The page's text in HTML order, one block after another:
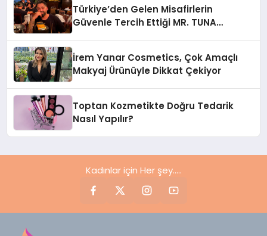
Türkiye’den Gelen Misafirlerin
Güvenle Tercih Ettiği MR. TUNA
İrem Yanar Cosmetics, Çok Amaçlı
Makyaj Ürünüyle Dikkat Çekiyor
Toptan Kozmetikte Doğru Tedarik
Nasıl Yapılır?
Kadınlar için Her şey.....